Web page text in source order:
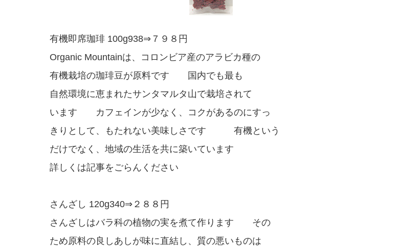
有機即席珈琲 100g938⇒７９８円
Organic Mountainは、コロンビア産のアラビカ種の
有機栽培の珈琲豆が原料です 国内でも最も
自然環境に恵まれたサンタマルタ山で栽培されて
います カフェインが少なく、コクがあるのにすっ
きりとして、もたれない美味しさです 有機という
だけでなく、地域の生活を共に築いています
詳しくは記事をごらんください
さんざし 120g340⇒２８８円
さんざしはバラ科の植物の実を煮て作ります その
ため原料の良しあしが味に直結し、質の悪いものは